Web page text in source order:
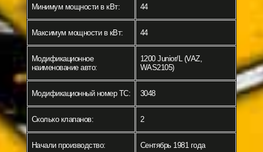
Минимум мощности в кВт: 44
Максимум мощности в кВт: 44
Модификационное
наименование авто:
1200 Junior/L (VAZ,
WAS2105)
Модификационный номер ТС: 3048
Сколько клапанов: 2
Начали производство: Сентябрь 1981 года